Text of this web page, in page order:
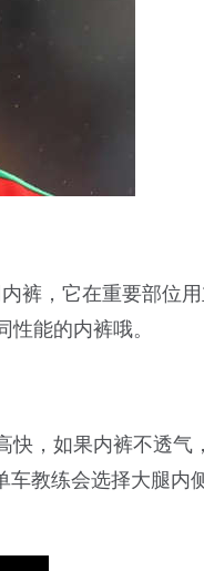
裤，它在重要部位
能的内裤哦。
快，如果内裤不透气
车教练会选择大腿内